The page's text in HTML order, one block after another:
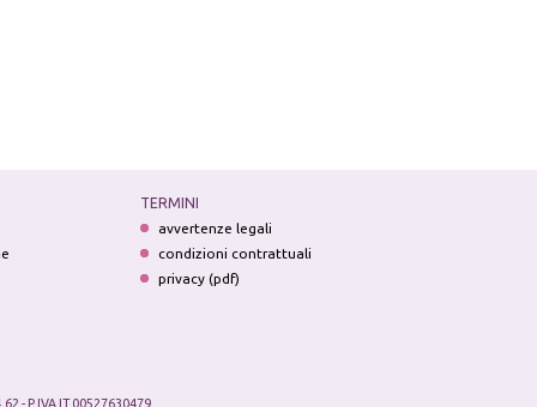
TERMINI
avvertenze legali
condizioni contrattuali
privacy (pdf)
- P.IVA IT 00527630479